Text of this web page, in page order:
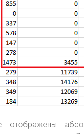
отображены